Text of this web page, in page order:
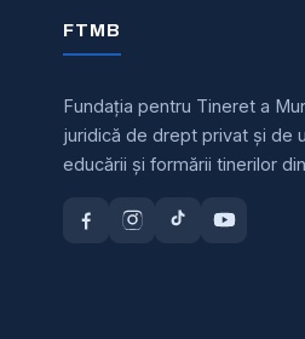
FTMB
Fundația pentru Tineret a
juridică de drept privat și de
educării și formării tinerilor